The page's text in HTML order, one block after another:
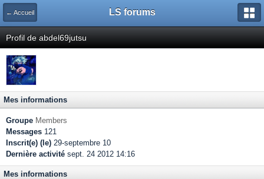
← Accueil LS forums
Profil de abdel69jutsu
Mes informations
Groupe Members
Messages 121
Inscrit(e) (le) 29-septembre 10
Dernière activité sept. 24 2012 14:16
Mes informations